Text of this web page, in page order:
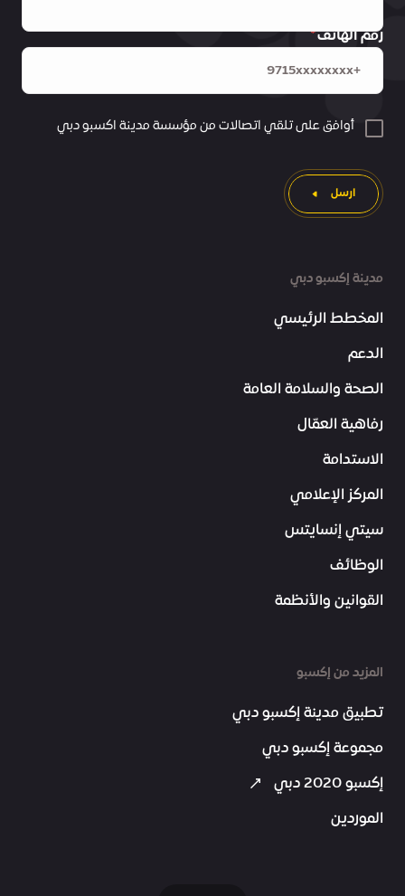
مدينة إكسبو دبي
المخطط الرئيسي
الدعم
الصحة والسلامة العامة
رفاهية العمّال
الاستدامة
المركز الإعلامي
سيتي إنسايتس
الوظائف
القوانين والأنظمة
المزيد من إكسبو
تطبيق مدينة إكسبو دبي
مجموعة إكسبو دبي
إكسبو 2020 دبي
الموردين
رقم الهاتف
أوافق على تلقي اتصالات من مؤسسة مدينة اكسبو دبي
ارسل